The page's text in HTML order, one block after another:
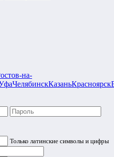
на-
ЧелябинскКазаньКрасноярск
Только латинские символы и цифры